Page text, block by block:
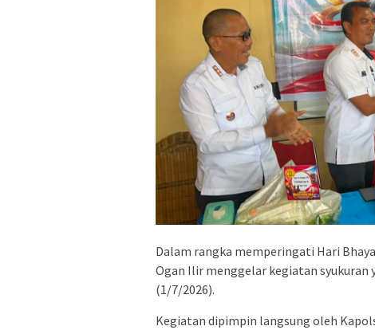
Dalam rangka memperingati Hari
Ogan Ilir menggelar kegiatan syukuran
(1/7/2026).
Kegiatan dipimpin langsung oleh